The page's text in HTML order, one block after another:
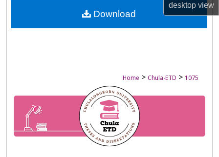
desktopview
Digital Commons Network™
Home > Chula-ETD > 1075
Download